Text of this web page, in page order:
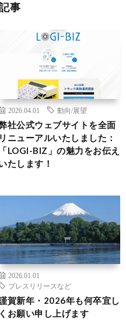
事
2026.04.01 動向/展望
社公式ウェブサイトを全面
リニューアルいたしました：
「LOGI-BIZ」の魅力をお伝え
たします！
2026.01.01
プレスリリースなど
賀新年・2026年も何卒宜し
くお願い申し上げます